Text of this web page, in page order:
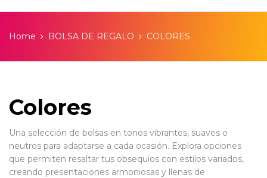
Home BOLSA DE REGALO COLORES
Colores
Una selección de bolsas en tonos vibrantes, suaves o
neutros para adaptarse a cada ocasión. Explora opciones
que permiten resaltar tus obsequios con estilos variados,
creando presentaciones armoniosas y llenas de